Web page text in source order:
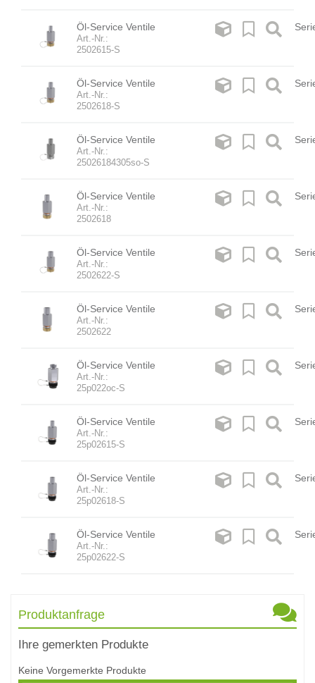
Öl-Service Ventile
Art.-Nr.:
2502615-S
Öl-Service Ventile
Art.-Nr.:
2502618-S
Öl-Service Ventile
Art.-Nr.:
25026184305so-S
Öl-Service Ventile
Art.-Nr.:
2502618
Öl-Service Ventile
Art.-Nr.:
2502622-S
Öl-Service Ventile
Art.-Nr.:
2502622
Öl-Service Ventile
Art.-Nr.:
25p022oc-S
Öl-Service Ventile
Art.-Nr.:
25p02615-S
Öl-Service Ventile
Art.-Nr.:
25p02618-S
Öl-Service Ventile
Art.-Nr.:
25p02622-S
Produktanfrage
Ihre gemerkten Produkte
Keine Vorgemerkte Produkte